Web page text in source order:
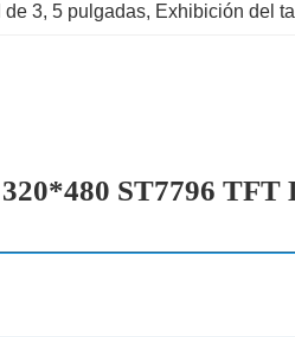
de 3, 5 pulgadas, Exhibición del
ST7796